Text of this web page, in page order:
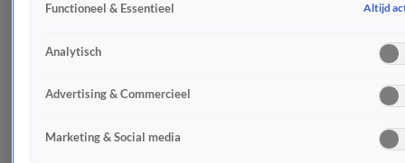
Functioneel & Essentieel Altijd
Analytisch
Advertising & Commercieel
Marketing & Social media